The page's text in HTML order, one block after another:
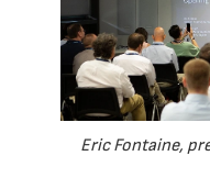
Eric Fontaine,